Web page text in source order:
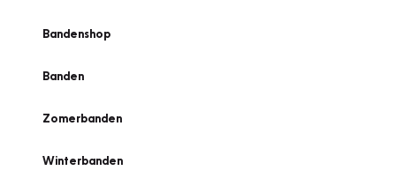
Bandenshop
Banden
Zomerbanden
Winterbanden